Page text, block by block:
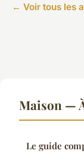
← Voir tous les
Maison —
Le guide